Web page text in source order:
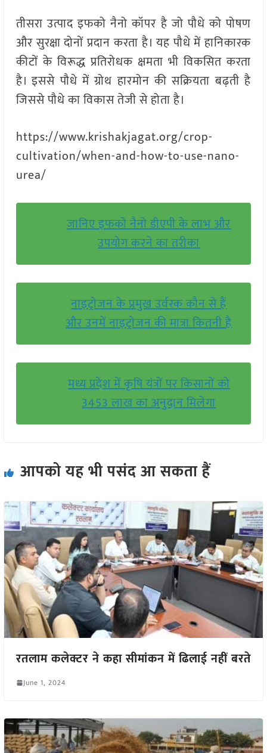
तीसरा उत्पाद इफको नैनो कॉपर है जो पौधे को पोषण
और सुरक्षा दोनों प्रदान करता है। यह पौधे में हानिकारक
कीटों के विरूद्ध प्रतिरोधक क्षमता भी विकसित करता
है। इससे पौधे में ग्रोथ हारमोन की सक्रियता बढ़ती है
जिससे पौधे का विकास तेजी से होता है।
https://www.krishakjagat.org/crop-
cultivation/when-and-how-to-use-nano-
urea/
जानिए इफको नैनो डीएपी के लाभ और
उपयोग करने का तरीका
नाइट्रोजन के प्रमुख उर्वरक कौन से हैं
और उनमें नाइट्रोजन की मात्रा कितनी है
मध्य प्रदेश में कृषि यंत्रों पर किसानों को
3453 लाख का अनुदान मिलेगा
आपको यह भी पसंद आ सकता हैं
रतलाम कलेक्टर ने कहा सीमांकन में ढिलाई नहीं बरते
June 1, 2024